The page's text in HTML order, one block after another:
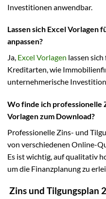
Investitionen anwendbar.
Lassen sich Excel
anpassen?
Ja, Excel Vorlagen lassen
Kreditarten, wie
unternehmerische
Wo finde ich professionelle
Vorlagen zum Download?
Professionelle Zins- und
von verschiedenen Online-
Es ist wichtig, auf qualitativ
um die Finanzplanung zu
Zins und Tilgungsplan